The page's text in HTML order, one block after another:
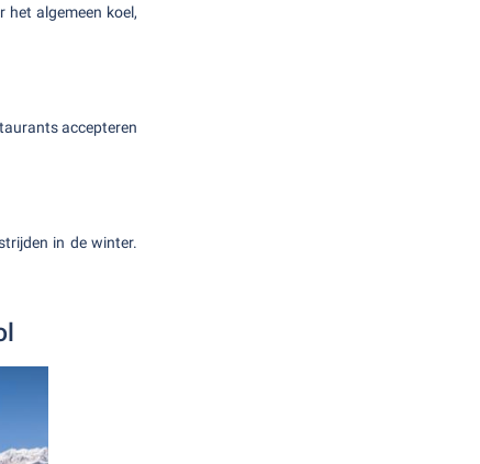
het algemeen koel,
accepteren
in de winter.